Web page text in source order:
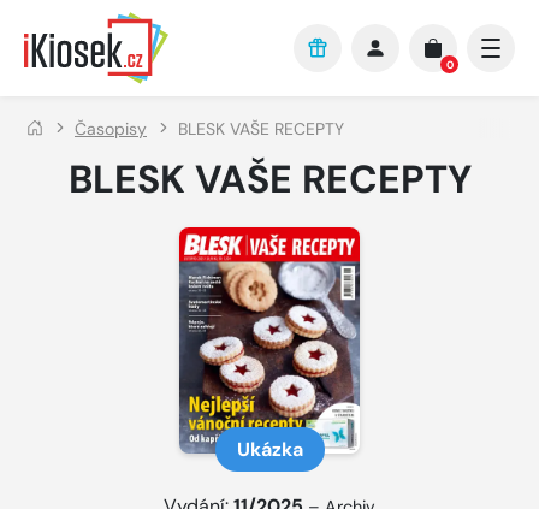
Přejít na hlavní obsah
0
Časopisy BLESK VAŠE RECEPTY
BLESK VAŠE RECEPTY
Ukázka